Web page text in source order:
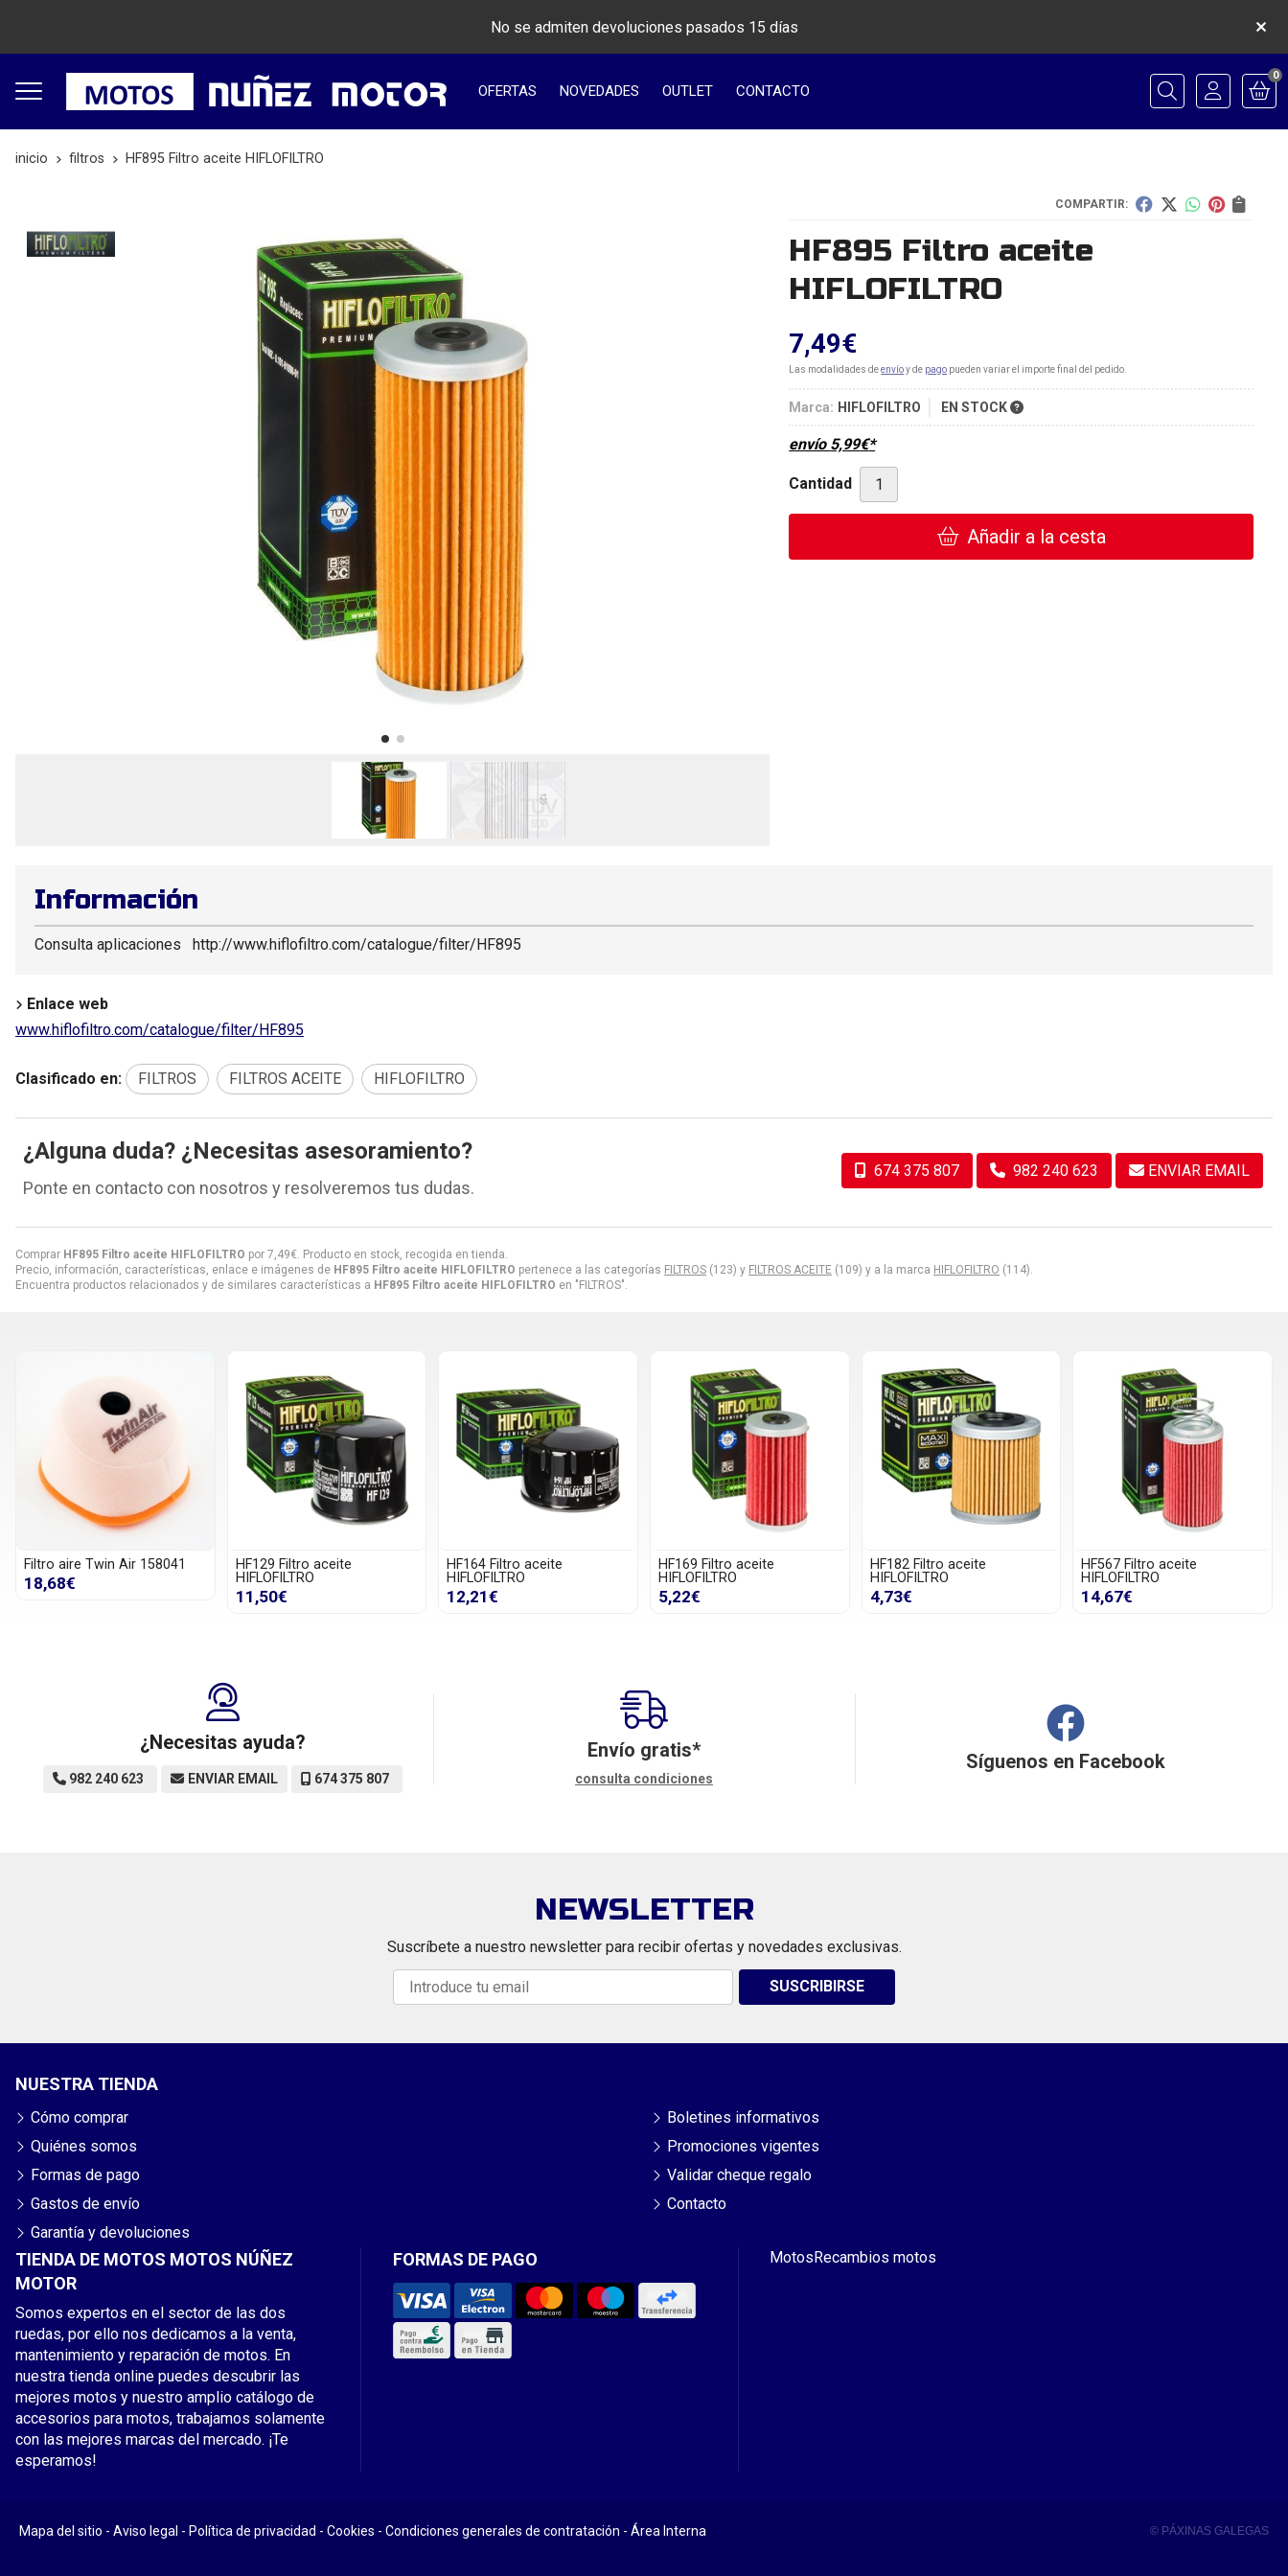
No se admiten devoluciones pasados 15 días
OFERTAS NOVEDADES OUTLET CONTACTO Buscar
0
inicio filtros HF895 Filtro aceite HIFLOFILTRO
COMPARTIR:
HF895 Filtro aceite
HIFLOFILTRO
7,49€
Las modalidades deenvíoy de pago pueden variar el importe final del pedido.
Marca: HIFLOFILTRO EN STOCK
envío 5,99€*
Cantidad
Añadir a la cesta
Comprar HF895 Filtro aceite HIFLOFILTRO por 7,49€. Producto en stock, recogida en tienda.
Precio, información, características, enlace e imágenes de HF895 Filtro aceite HIFLOFILTRO pertenece a las categorías FILTROS (123) y FILTROS ACEITE (109) y a la marca HIFLOFILTRO (114).
Encuentra productos relacionados y de similares características a HF895 Filtro aceite HIFLOFILTRO en "FILTROS".
Información
Consulta aplicaciones http://www.hiflofiltro.com/catalogue/filter/HF895
Enlace web
www.hiflofiltro.com/catalogue/filter/HF895
Clasificado en: FILTROS FILTROS ACEITE HIFLOFILTRO
¿Alguna duda? ¿Necesitas asesoramiento?
Ponte en contacto con nosotros y resolveremos tus dudas.
674 375 807 982 240 623 ENVIAR EMAIL
Filtro aire Twin Air 158041
18,68€
HF129 Filtro aceite
HIFLOFILTRO
11,50€
HF164 Filtro aceite
HIFLOFILTRO
12,21€
HF169 Filtro aceite
HIFLOFILTRO
5,22€
HF182 Filtro aceite
HIFLOFILTRO
4,73€
HF567 Filtro aceite
HIFLOFILTRO
14,67€
¿Necesitas ayuda?
982 240 623 ENVIAR EMAIL 674 375 807
Envío gratis*
consulta condiciones
Síguenos en Facebook
NEWSLETTER
Suscríbete a nuestro newsletter para recibir ofertas y novedades exclusivas.
SUSCRIBIRSE
TIENDA DE MOTOS MOTOS NÚÑEZ
MOTOR
Somos expertos en el sector de las dos
ruedas, por ello nos dedicamos a la venta,
mantenimiento y reparación de motos. En
nuestra tienda online puedes descubrir las
mejores motos y nuestro amplio catálogo de
accesorios para motos, trabajamos solamente
con las mejores marcas del mercado. ¡Te
esperamos!
FORMAS DE PAGO
NUESTRA TIENDA
Cómo comprar
Quiénes somos
Formas de pago
Gastos de envío
Garantía y devoluciones
Boletines informativos
Promociones vigentes
Validar cheque regalo
Contacto
MotosRecambios motos
Mapa del sitio - Aviso legal - Política de privacidad - Cookies - Condiciones generales de contratación - Área Interna © PÁXINAS GALEGAS